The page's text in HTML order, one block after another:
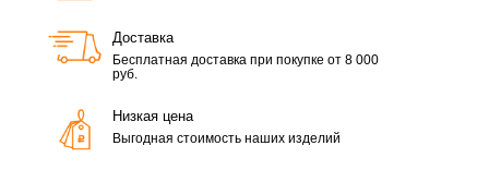
Доставка
Бесплатная доставка при покупке от 8 000
руб.
Низкая цена
Выгодная стоимость наших изделий